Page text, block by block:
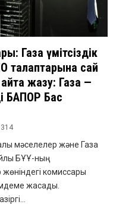
Газа үмітсіздік
талаптарына сай
жазу: Газа —
БАПОР Бас
314
мәселелер және Газа
БҰҰ-ның
комиссары
жасады.